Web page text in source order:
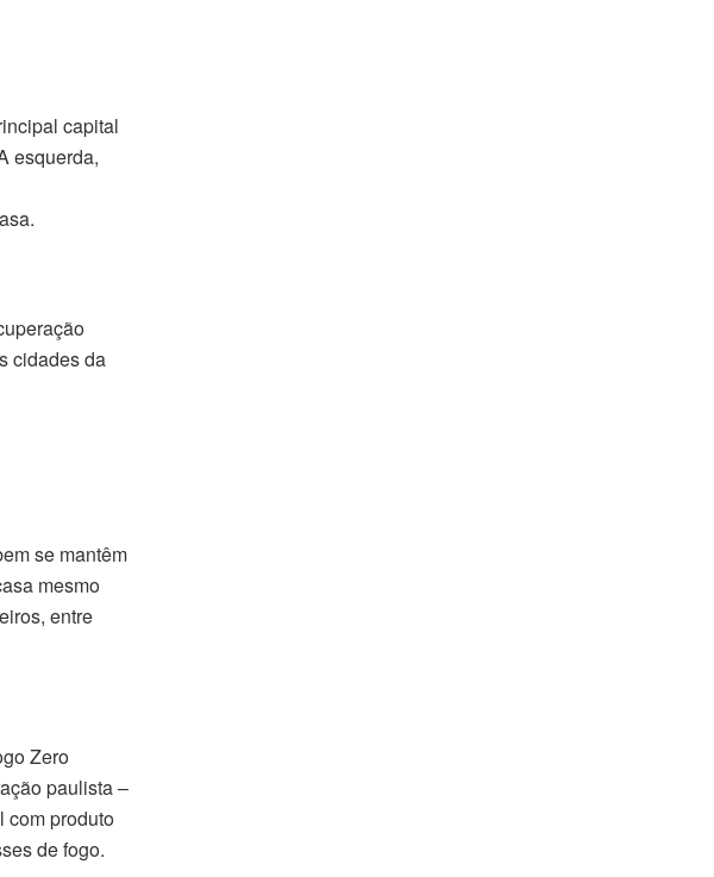
capital
esquerda,
cidades da
se mantêm
mesmo
entre
Zero
paulista –
com produto
de fogo.